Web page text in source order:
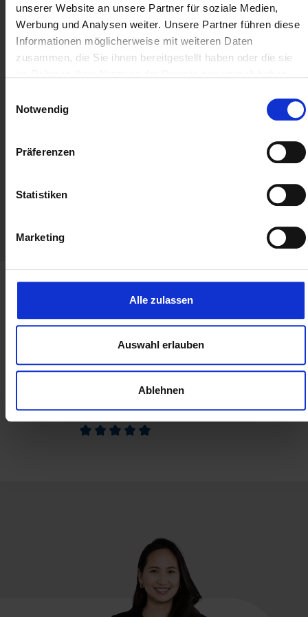
unserer Website an unsere Partner für soziale Medien,
Werbung und Analysen weiter. Unsere Partner führen diese
Informationen möglicherweise mit weiteren Daten
zusammen, die Sie ihnen bereitgestellt haben oder die sie
Notwendig
Präferenzen
Statistiken
Marketing
Alle zulassen
Auswahl erlauben
Ablehnen
und dann hatte Microsoft beim Audit rein
gar nichts gegen die gebrauchten
Fazit: Alle sind glücklich und zufrieden.
Birger Glass